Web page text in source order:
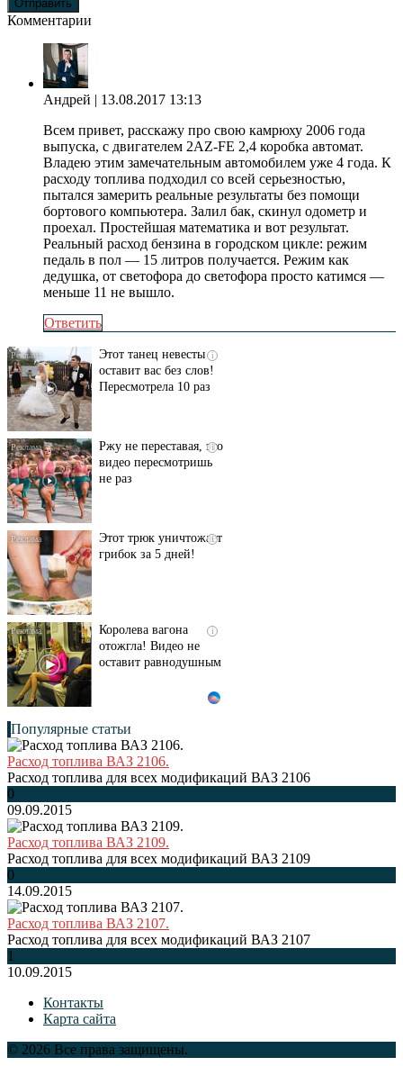
Комментарии
Андрей | 13.08.2017 13:13
Всем привет, расскажу про свою камрюху 2006 года
выпуска, с двигателем 2AZ-FE 2,4 коробка автомат.
Владею этим замечательным автомобилем уже 4 года. К
расходу топлива подходил со всей серьезностью,
пытался замерить реальные результаты без помощи
бортового компьютера. Залил бак, скинул одометр и
проехал. Простейшая математика и вот результат.
Реальный расход бензина в городском цикле: режим
педаль в пол — 15 литров получается. Режим как
дедушка, от светофора до светофора просто катимся —
меньше 11 не вышло.
Ответить
i
Этот танец невесты
оставит вас без слов!
Пересмотрела 10 раз
i
Ржу не переставая, это
видео пересмотришь
не раз
i
Этот трюк уничтожает
грибок за 5 дней!
i
Королева вагона
отожгла! Видео не
оставит равнодушным
Популярные статьи
Расход топлива ВАЗ 2106.
Расход топлива для всех модификаций ВАЗ 2106
0
09.09.2015
Расход топлива ВАЗ 2109.
Расход топлива для всех модификаций ВАЗ 2109
0
14.09.2015
Расход топлива ВАЗ 2107.
Расход топлива для всех модификаций ВАЗ 2107
1
10.09.2015
Контакты
Карта сайта
© 2026 Все права защищены.